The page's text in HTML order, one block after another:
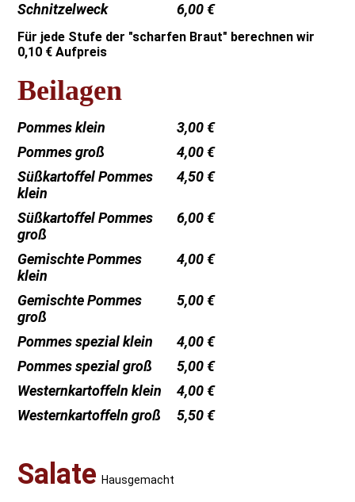
Schnitzelweck 6,00 €
Für jede Stufe der "scharfen Braut" berechnen wir
0,10 € Aufpreis
Beilagen
Pommes klein
3,00 €
Pommes groß
4,00 €
Süßkartoffel Pommes
klein
4,50 €
Süßkartoffel Pommes
groß
6,00 €
Gemischte Pommes
klein
4,00 €
Gemischte Pommes
groß
5,00 €
Pommes spezial klein
4,00 €
Pommes spezial groß
5,00 €
Westernkartoffeln klein
4,00 €
Westernkartoffeln groß
5,50 €
Salate Hausgemacht